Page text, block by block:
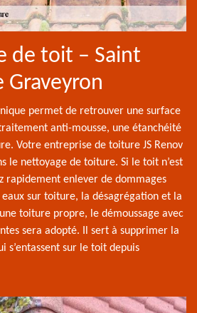
de toit – Saint
Graveyron
permet de retrouver une surface
anti-mousse, une étanchéité
Votre entreprise de toiture JS Renov
le nettoyage de toiture. Si le toit n’est
rapidement enlever de dommages
sur toiture, la désagrégation et la
toiture propre, le démoussage avec
sera adopté. Il sert à supprimer la
s’entassent sur le toit depuis